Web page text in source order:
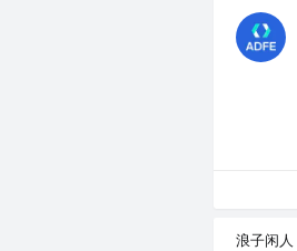
浪子闲人